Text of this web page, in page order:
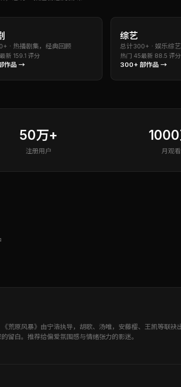
· 热播剧集，经典回顾
最新 159.1 评分
作品 →
综艺
总计300+ · 娱乐综
热门 45最新 88.5 评分
300+ 部作品 →
50万+
注册用户 月观
荒原风暴》由宁浩执导，胡歌、汤唯，安藤樱、王凯等联
留白。推荐给偏爱氛围感与情绪张力的影迷。